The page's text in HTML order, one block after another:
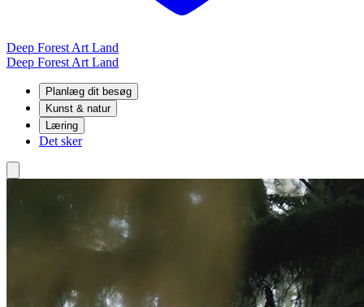
Deep Forest Art Land
Deep Forest Art Land
Planlæg dit besøg
Kunst & natur
Læring
Det sker